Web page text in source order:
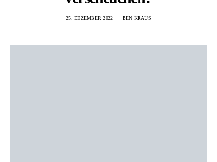
25. DEZEMBER 2022 BEN KRAUS